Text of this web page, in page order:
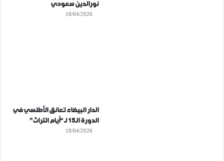
نورالدين سعودي
18/04/2026
الدار البيضاء تعانق الأطلسي في
الدورة الـ15 لـ “أيام التراث”
18/04/2026